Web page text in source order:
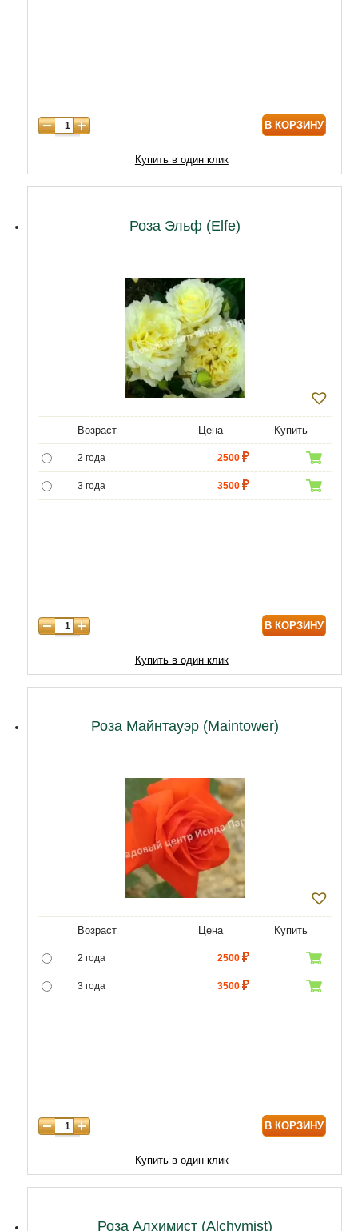
В КОРЗИНУ
Купить в один клик
Роза Эльф (Elfe)
Возраст Цена Купить
2 года 2500
3 года 3500
В КОРЗИНУ
Купить в один клик
Роза Майнтауэр (Maintower)
Возраст Цена Купить
2 года 2500
3 года 3500
В КОРЗИНУ
Купить в один клик
Роза Алхимист (Alchymist)